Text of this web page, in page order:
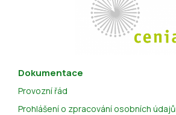
Dokumentace
Provozní řád
Prohlášení o zpracování osobních údajů